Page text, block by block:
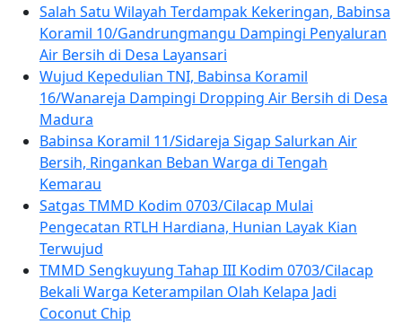
Salah Satu Wilayah Terdampak Kekeringan, Babinsa
Koramil 10/Gandrungmangu Dampingi Penyaluran
Air Bersih di Desa Layansari
Wujud Kepedulian TNI, Babinsa Koramil
16/Wanareja Dampingi Dropping Air Bersih di Desa
Madura
Babinsa Koramil 11/Sidareja Sigap Salurkan Air
Bersih, Ringankan Beban Warga di Tengah
Kemarau
Satgas TMMD Kodim 0703/Cilacap Mulai
Pengecatan RTLH Hardiana, Hunian Layak Kian
Terwujud
TMMD Sengkuyung Tahap III Kodim 0703/Cilacap
Bekali Warga Keterampilan Olah Kelapa Jadi
Coconut Chip